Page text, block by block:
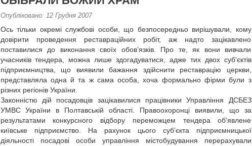
Опубліковано: 12 Грудня 2007
Ось тільки окремі службові особи, що безпосередньо вирішували, кому
довірити проведення реставраційних робіт, аж надто зацікавлено
поставилися до виконання своїх обов’язків. Про те, як вони вивчали
учасників тендера, можна лише здогадуватися, адже тих двох суб’єктів
підприємництва, що виявили бажання здійснити реставрацію церкви,
представляла одна й та ж сама особа, хоча формально фірми були з
різних регіонів України.
Законністю дій посадовців зацікавилися працівники Управління ДСБЕЗ
УМВС України в Полтавській області. Правоохоронці виявили, що за
результатами конкурсного відбору переможцем тендера об’явлене
київське підприємство. На рахунок цього суб’єкта підприємницької
діяльності посадові особи управління містобудування перерахували